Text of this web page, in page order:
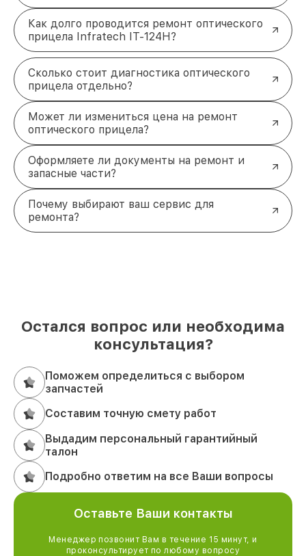
Как долго проводится ремонт оптического
прицела Infratech IT-124Н?
Сколько стоит диагностика оптического
прицела отдельно?
Может ли измениться цена на ремонт
оптического прицела?
Оформляете ли документы на ремонт и
запасные части?
Почему выбирают ваш сервис для
ремонта?
Остался вопрос или необходима
консультация?
Поможем определиться с выбором
запчастей
Составим точную смету работ
Выдадим персональный гарантийный
талон
Подробно ответим на все Ваши вопросы
Оставьте Ваши контакты
Менеджер позвонит Вам в течение 15 минут, и
проконсультирует по любому вопросу